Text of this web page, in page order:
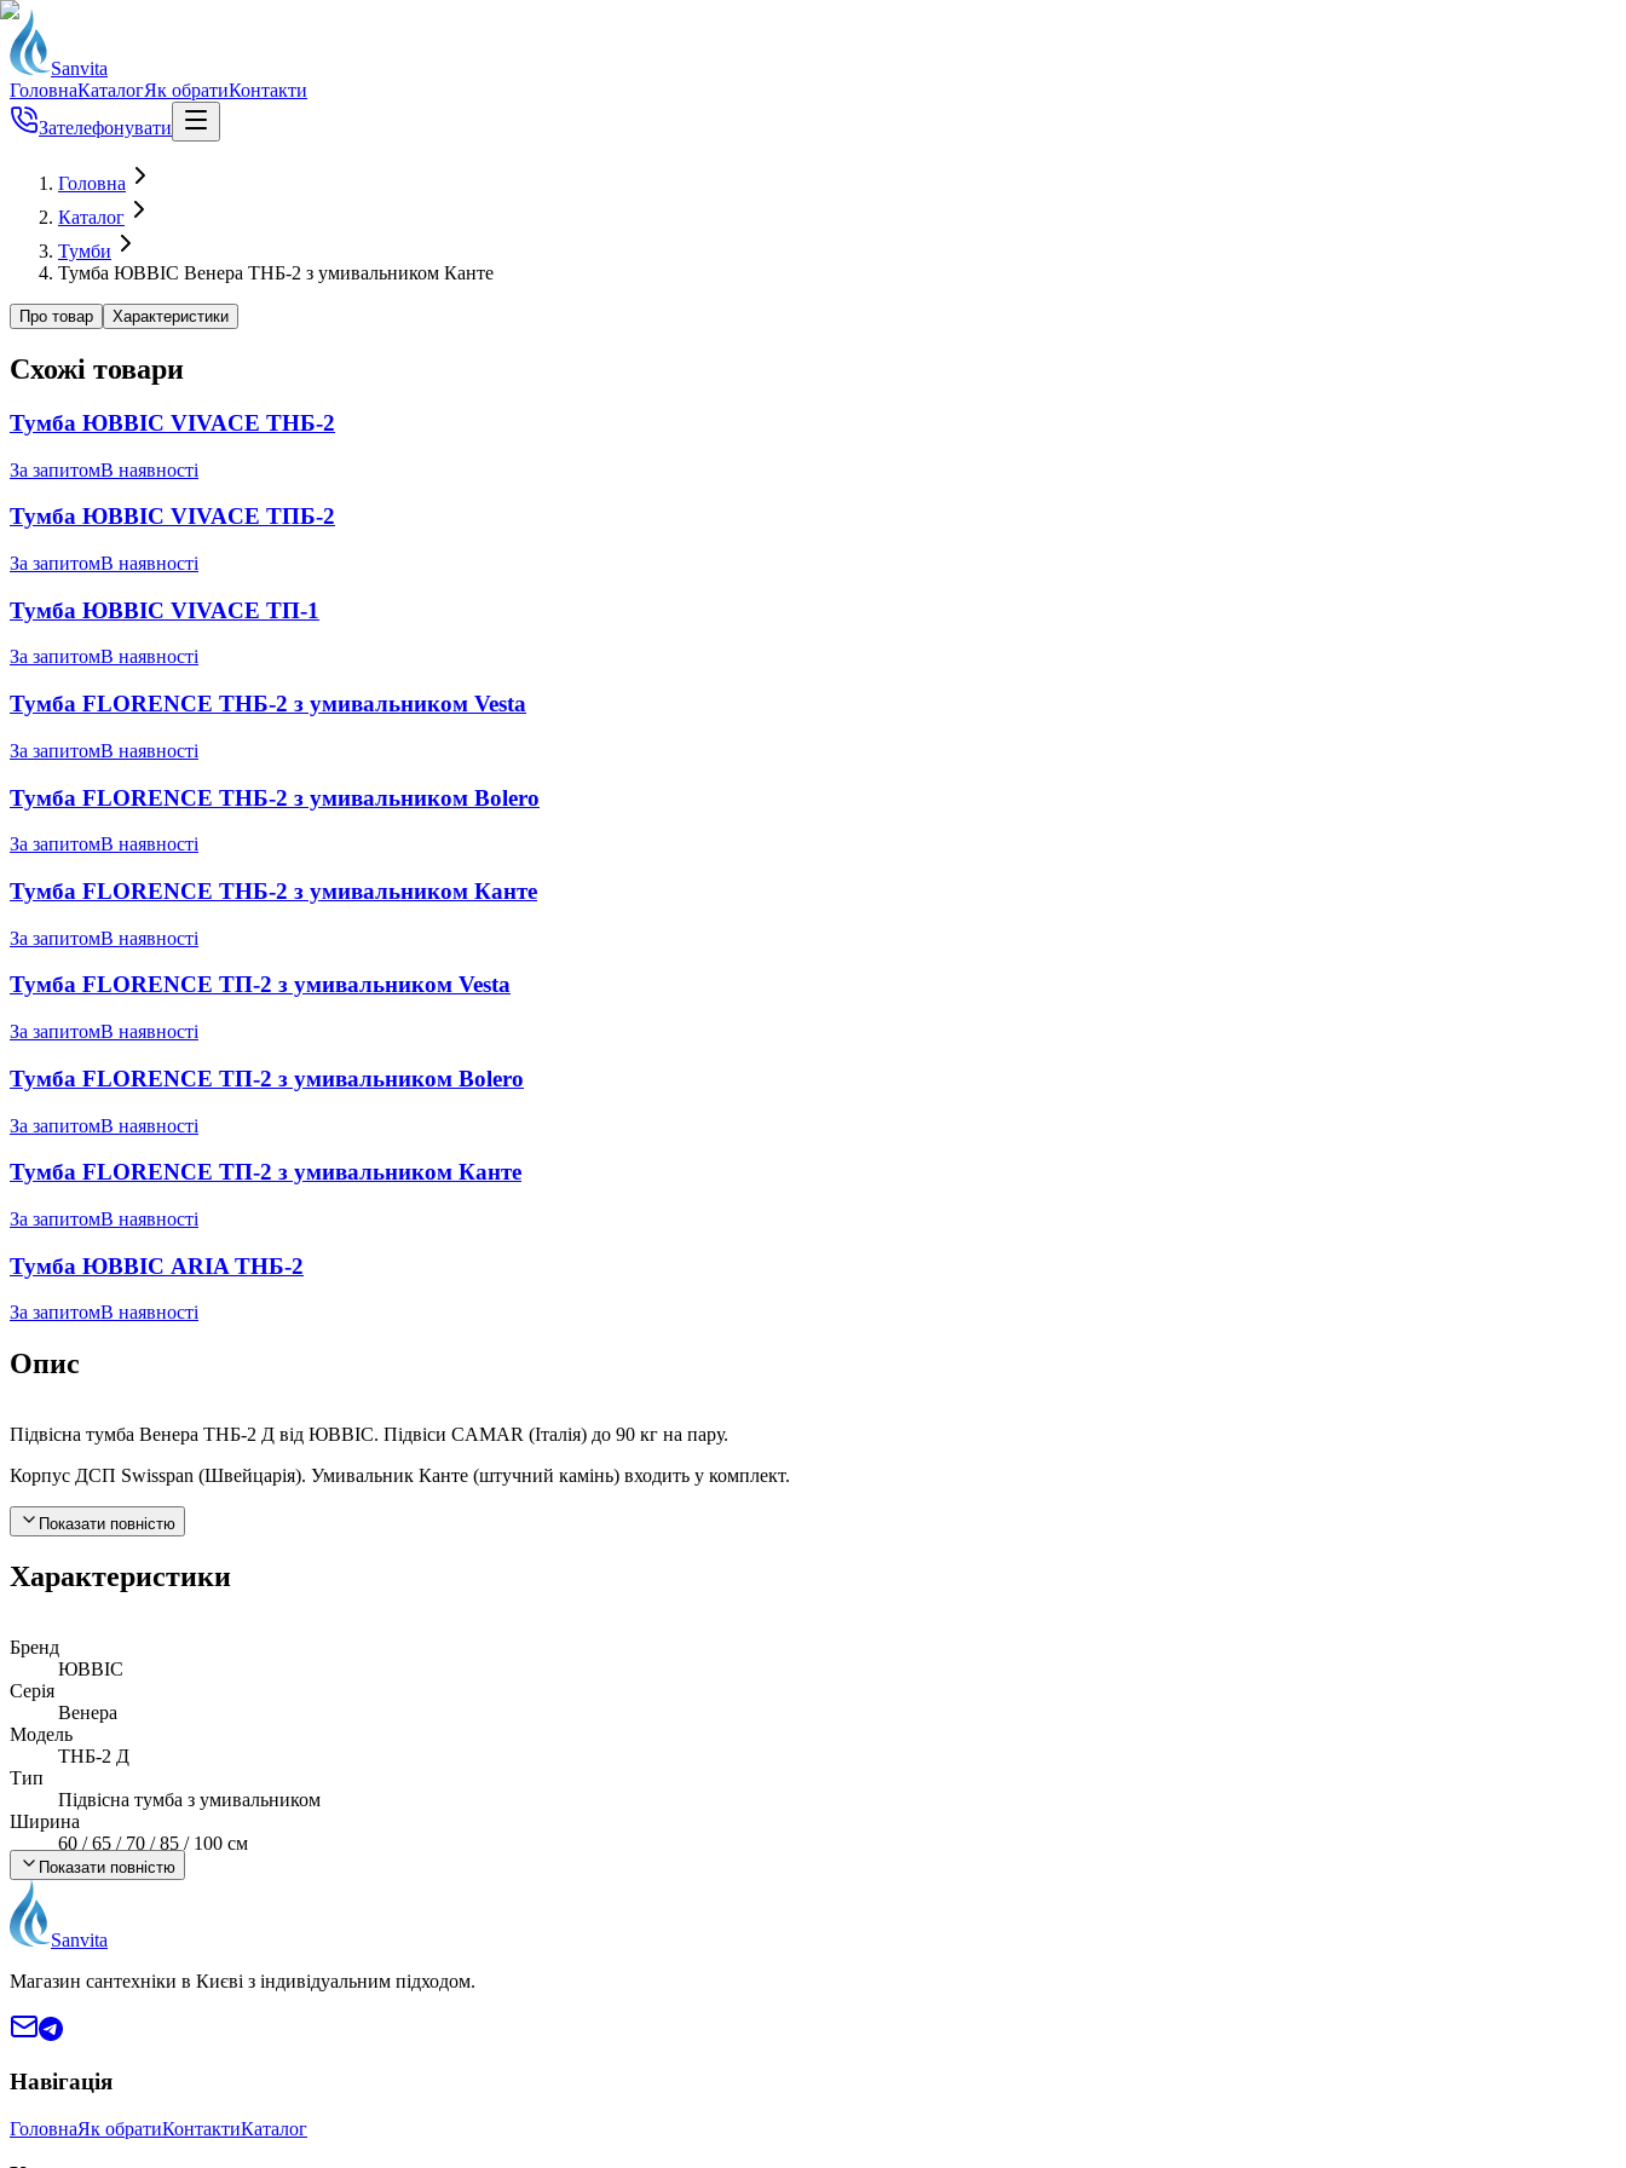
Sanvita
ГоловнаКаталогЯк обратиКонтакти
Зателефонувати
Головна
Каталог
Тумби
Тумба ЮВВІС Венера ТНБ-2 з умивальником Канте
Про товар Характеристики
Схожі товари
Тумба ЮВВІС VIVACE ТНБ-2
За запитомВ наявності
Тумба ЮВВІС VIVACE ТПБ-2
За запитомВ наявності
Тумба ЮВВІС VIVACE ТП-1
За запитомВ наявності
Тумба FLORENCE ТНБ-2 з умивальником Vesta
За запитомВ наявності
Тумба FLORENCE ТНБ-2 з умивальником Bolero
За запитомВ наявності
Тумба FLORENCE ТНБ-2 з умивальником Канте
За запитомВ наявності
Тумба FLORENCE ТП-2 з умивальником Vesta
За запитомВ наявності
Тумба FLORENCE ТП-2 з умивальником Bolero
За запитомВ наявності
Тумба FLORENCE ТП-2 з умивальником Канте
За запитомВ наявності
Тумба ЮВВІС ARIA ТНБ-2
За запитомВ наявності
Опис
Підвісна тумба Венера ТНБ-2 Д від ЮВВІС. Підвіси CAMAR (Італія) до 90 кг на пару.
Корпус ДСП Swisspan (Швейцарія). Умивальник Канте (штучний камінь) входить у комплект.
Показати повністю
Характеристики
Бренд
ЮВВІС
Серія
Венера
Модель
ТНБ-2 Д
Тип
Підвісна тумба з умивальником
Ширина
60 / 65 / 70 / 85 / 100 см
Матеріал корпусу
ДСП Swisspan (Швейцарія), 16 мм
Підвіси
CAMAR (Італія), до 90 кг / пара
Умивальник
Канте (штучний камінь, входить у комплект)
Підвісний
Країна виробник
Показати повністю
Sanvita
Магазин сантехніки в Києві з індивідуальним підходом.
Навігація
ГоловнаЯк обратиКонтактиКаталог